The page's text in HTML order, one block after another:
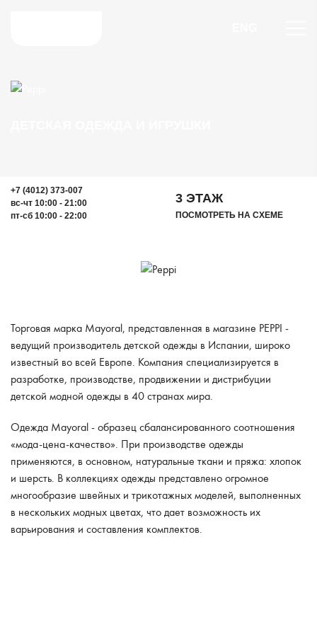
+7 (4012) 373-007
вс-чт 10:00 - 21:00
пт-сб 10:00 - 22:00
3 ЭТАЖ
ПОСМОТРЕТЬ НА СХЕМЕ
Торговая марка Mayoral, представленная в магазине PEPPI -
ведущий производитель детской одежды в Испании, широко
известный во всей Европе. Компания специализируется в
разработке, производстве, продвижении и дистрибуции
детской модной одежды в 40 странах мира.
Одежда Mayoral - образец сбалансированного соотношения
«мода-цена-качество». При производстве одежды
применяются, в основном, натуральные ткани и пряжа: хлопок
и шерсть. В коллекциях одежды представлено огромное
многообразие швейных и трикотажных моделей, выполненных
в нескольких модных цветах, что дает возможность их
варьирования и составления комплектов.